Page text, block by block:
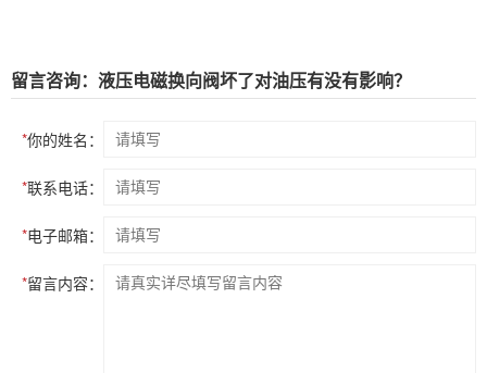
留言咨询：液压电磁换向阀坏了对油压有没有影响？
*你的姓名：
*联系电话：
*电子邮箱：
*留言内容：